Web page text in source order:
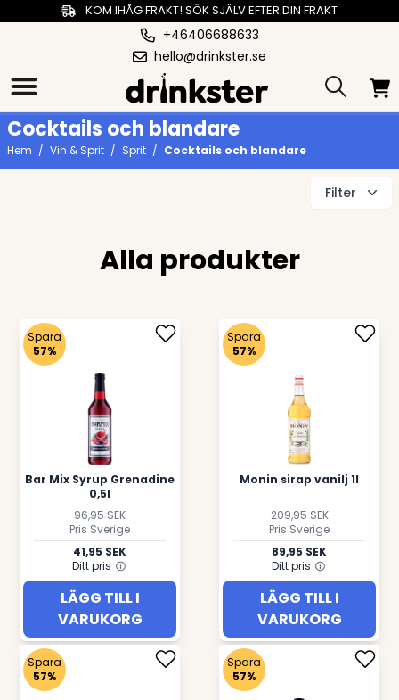
KOM IHÅG FRAKT! SÖK SJÄLV EFTER DIN FRAKT
+46406688633
hello@drinkster.se
Cocktails och blandare
Hem / Vin & Sprit / Sprit / Cocktails och blandare
Filter
Alla produkter
Spara
57%
Bar Mix Syrup Grenadine
0,5l
96,95 SEK
Pris Sverige
41,95 SEK
Ditt pris
LÄGG TILL I
VARUKORG
Spara
57%
Monin sirap vanilj 1l
209,95 SEK
Pris Sverige
89,95 SEK
Ditt pris
LÄGG TILL I
VARUKORG
Spara
57%
Spara
57%